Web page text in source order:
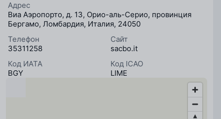
Адрес
Виа Аэропорто, д. 13, Орио-аль-Серио, провинция
Бергамо, Ломбардия, Италия, 24050
Телефон
35311258
Сайт
sacbo.it
Код ИАТА
BGY
Код ICAO
LIME